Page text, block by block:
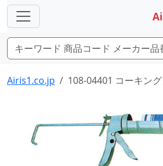
Airis1.co.jp 108-04401 コーキン